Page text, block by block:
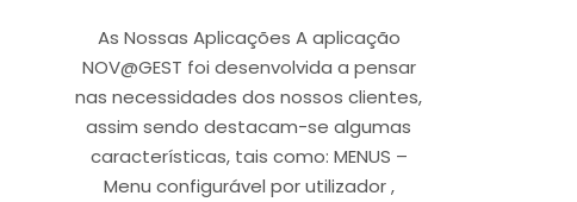
As Nossas Aplicações A aplicação
NOV@GEST foi desenvolvida a pensar
nas necessidades dos nossos clientes,
assim sendo destacam-se algumas
características, tais como: MENUS –
Menu configurável por utilizador ,